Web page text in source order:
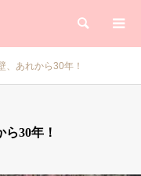
検索
、あれから30年！
30年！